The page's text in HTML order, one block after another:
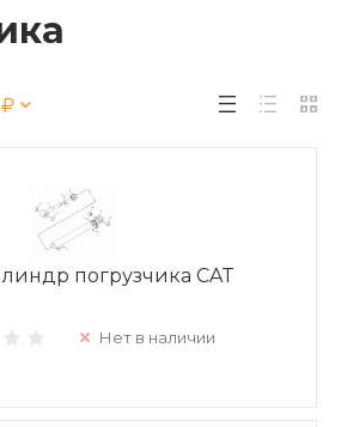
погрузчика CAT
Нет в наличии